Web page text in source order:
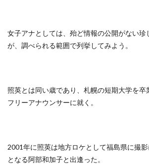
女子アナとしては、殆ど情報の公開がない珍
が、調べられる範囲で列挙してみよう。
照英とは同い歳であり、札幌の短期大学を卒
フリーアナウンサーに就く。
2001年に照英は地方ロケとして福島県に撮
となる阿部和加子と出逢った。